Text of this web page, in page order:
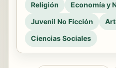
Religión
Economía y
Juvenil No Ficción
Ciencias Sociales